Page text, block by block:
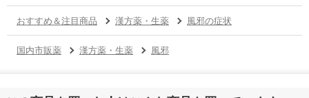
おすすめ＆注目商品 漢方薬・生薬 風邪の症状
国内市販薬 漢方薬・生薬 風邪